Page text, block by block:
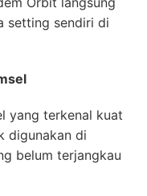
setting sendiri di
yang terkenal kuat
digunakan di
belum terjangkau